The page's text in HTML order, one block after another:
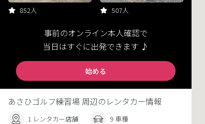
852人 507人
事前のオンライン本人確認で
当日はすぐに出発できます ♪
始める
あさひゴルフ練習場 周辺のレンタカー情報
1 レンタカー店舗 9 車種